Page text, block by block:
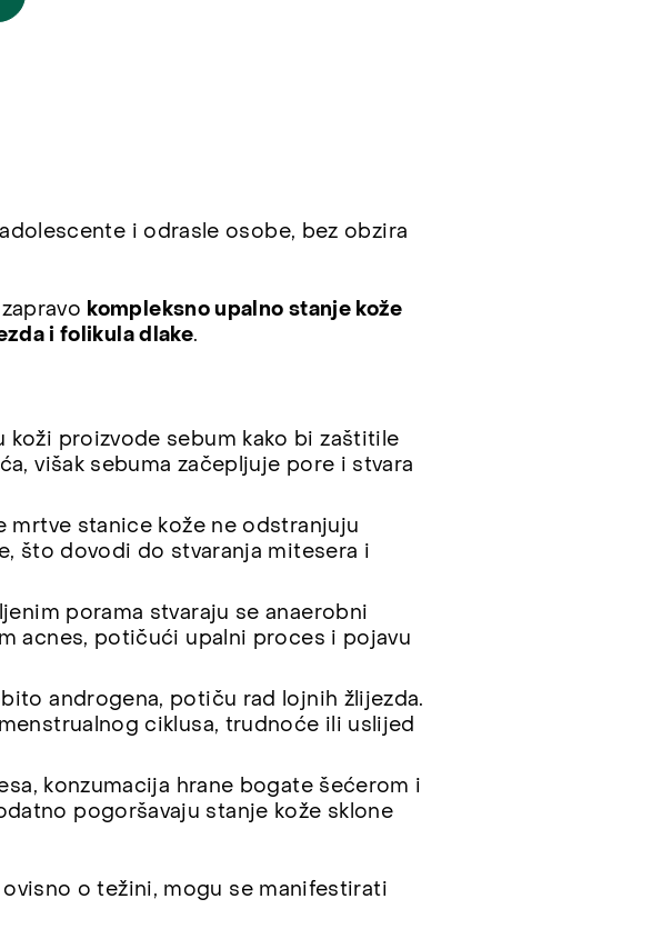
i odrasle osobe, bez obzira
kompleksno upalno stanje kože
i folikula dlake.
koži proizvode sebum kako bi zaštitile
višak sebuma začepljuje pore i stvara
mrtve stanice kože ne odstranjuju
što dovodi do stvaranja mitesera i
porama stvaraju se anaerobni
acnes, potičući upalni proces i pojavu
androgena, potiču rad lojnih žlijezda.
ciklusa, trudnoće ili uslijed
konzumacija hrane bogate šećerom i
pogoršavaju stanje kože sklone
ovisno o težini, mogu se manifestirati